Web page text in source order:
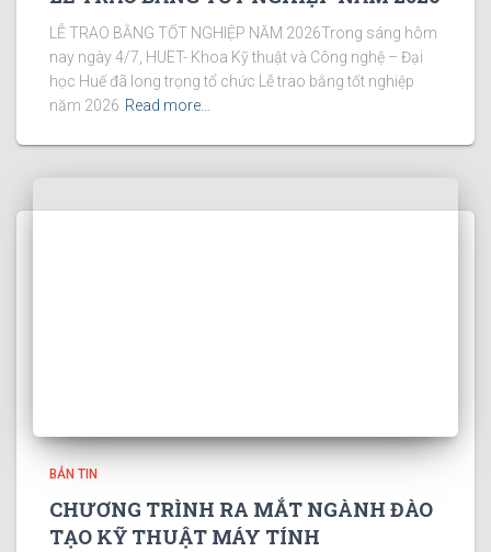
LỄ TRAO BẰNG TỐT NGHIỆP NĂM 2026Trong sáng hôm
nay ngày 4/7, HUET- Khoa Kỹ thuật và Công nghệ – Đại
học Huế đã long trọng tổ chức Lễ trao bằng tốt nghiệp
năm 2026 Read more…
BẢN TIN
CHƯƠNG TRÌNH RA MẮT NGÀNH ĐÀO
TẠO KỸ THUẬT MÁY TÍNH